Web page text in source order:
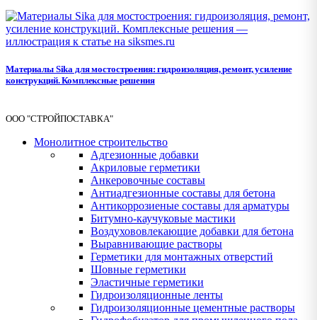
Материалы Sika для мостостроения: гидроизоляция, ремонт, усиление
конструкций. Комплексные решения
ООО "СТРОЙПОСТАВКА"
Монолитное строительство
Адгезионные добавки
Акриловые герметики
Анкеровочные составы
Антиадгезионные составы для бетона
Антикоррозиеные составы для арматуры
Битумно-каучуковые мастики
Воздухововлекающие добавки для бетона
Выравнивающие растворы
Герметики для монтажных отверстий
Шовные герметики
Эластичные герметики
Гидроизоляционные ленты
Гидроизоляционные цементные растворы